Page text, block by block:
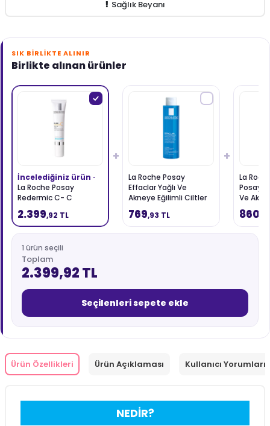
Sağlık Beyanı
SIK BIRLIKTE ALINIR
Birlikte alınan ürünler
İncelediğiniz ürün ·
La Roche Posay
Redermic C- C
Vitamini İçerikli
Yaşlanma Karşıtı Göz
Çevresi Bakım Kremi 15
2.399,92 TL
+
La Roche Posay
Effaclar Yağlı Ve
Akneye Eğilimli Ciltler
İçin Salisilik Asit İçeren
Tonik 200 ml
769,93 TL
+
La
Posay
Ve
Ciltler
860
1 ürün seçili
Toplam
2.399,92 TL
Seçilenleri sepete ekle
Ürün Özellikleri Ürün Açıklaması Kullanıcı Yorumları
NEDİR?